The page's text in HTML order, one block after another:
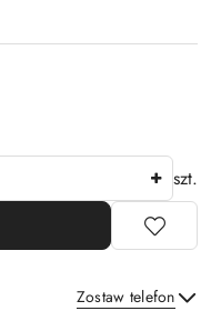
szt.
Zostaw telefon